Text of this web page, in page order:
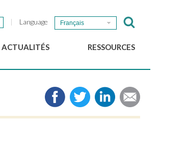
Language Français
ACTUALITÉS
Newsletter du GSEF
RESSOURCES
Médias
Liens